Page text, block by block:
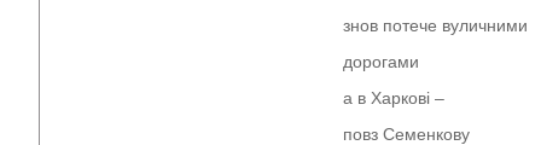
знов потече вуличними
дорогами
а в Харкові –
повз Семенкову